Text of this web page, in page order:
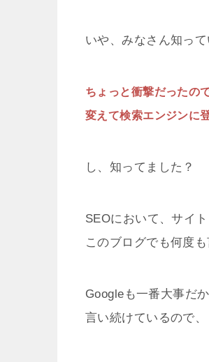
いや、みなさん知っ
ちょっと衝撃だったの
変えて検索エンジンに
し、知ってました？
SEOにおいて、サイ
このブログでも何度も
Googleも一番大事だ
言い続けているので、